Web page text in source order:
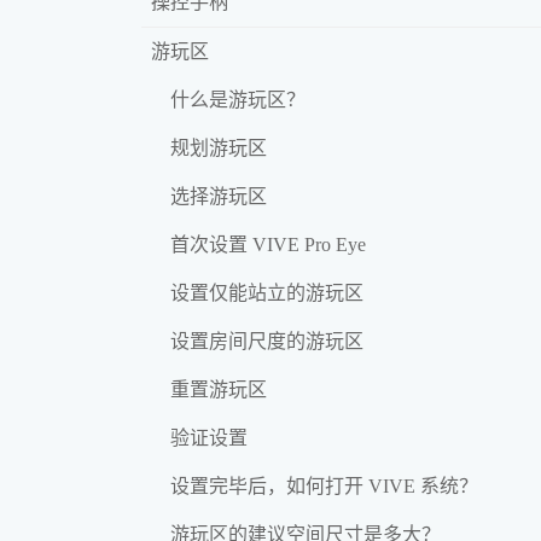
游玩区
什么是游玩区？
规划游玩区
选择游玩区
首次设置 VIVE Pro Eye
设置仅能站立的游玩区
设置房间尺度的游玩区
重置游玩区
验证设置
设置完毕后，如何打开 VIVE 系统？
游玩区的建议空间尺寸是多大？